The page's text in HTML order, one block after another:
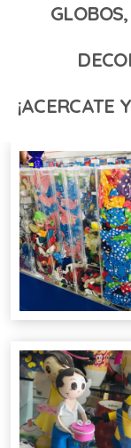
¡ACERCATE